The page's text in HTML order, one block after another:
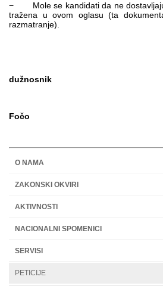
− Mole se kandidati da ne
tražena u ovom oglasu (ta
razmatranje).
dužnosnik
Fočo
O NAMA
ZAKONSKI OKVIRI
AKTIVNOSTI
NACIONALNI SPOMENICI
SERVISI
PETICIJE